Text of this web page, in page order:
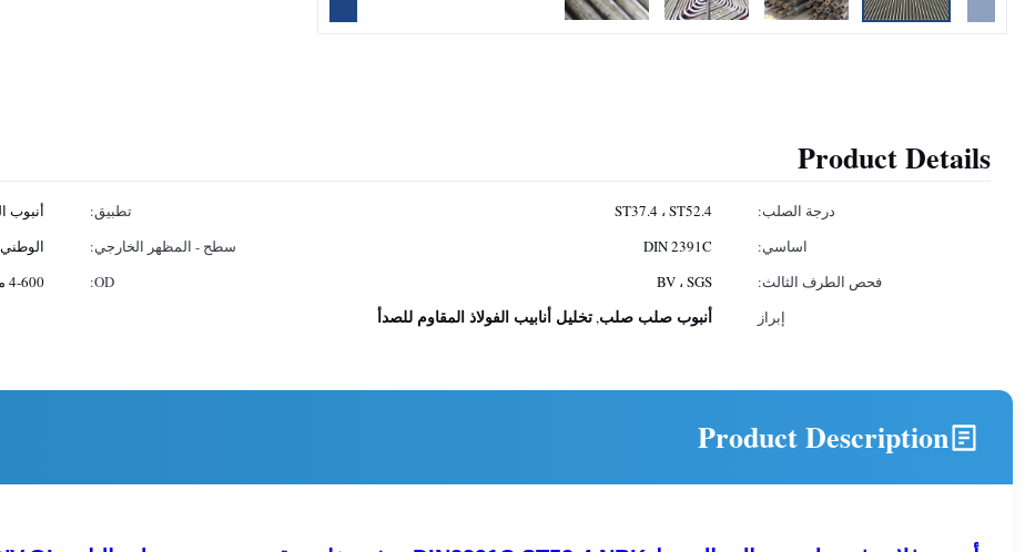
Product Details
درجة الصلب: ST37.4 ، ST52.4 تطبيق:
أنبوب
اساسي:
DIN 2391C سطح - المظهر الخارجي:
فحص الطرف الثالث:
BV ، SGS OD:
4-600 مم
إبراز
أنبوب صلب صلب,تخليل أنابيب الفولاذ المقاوم للصدأ
Product Description